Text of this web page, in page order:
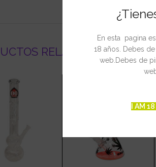
En esta pagina
18 años. Debes
web.Debes de
I AM
RELACIONADOS